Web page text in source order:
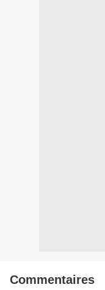
Commentaires